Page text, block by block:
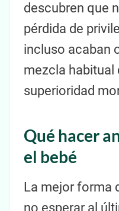
descubren que
pérdida de
incluso acaban
mezcla habitual
superioridad
Qué hacer
el bebé
La mejor forma
no esperar al